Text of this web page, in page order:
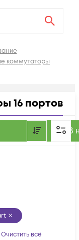
коммутаторы
16 портов
В
Очистить всё